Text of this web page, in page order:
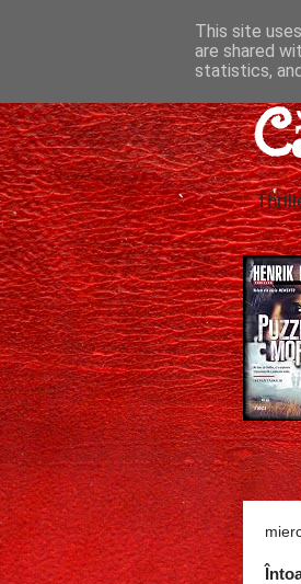
This site
are shared
statistics,